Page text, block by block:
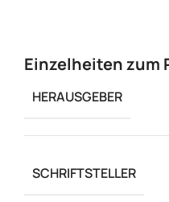
Einzelheiten zum
HERAUSGEBER
SCHRIFTSTELLER